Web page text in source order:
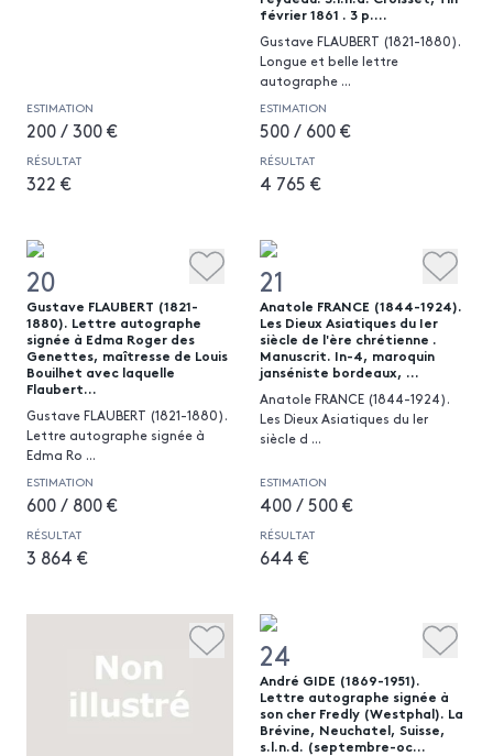
ESTIMATION
200 / 300 €
RÉSULTAT
322 €
février 1861 . 3 p....
Gustave FLAUBERT (1821-1880).
Longue et belle lettre
autographe ...
ESTIMATION
500 / 600 €
RÉSULTAT
4 765 €
20
Gustave FLAUBERT (1821-
1880). Lettre autographe
signée à Edma Roger des
Genettes, maîtresse de Louis
Bouilhet avec laquelle
Flaubert...
Gustave FLAUBERT (1821-1880).
Lettre autographe signée à
Edma Ro ...
ESTIMATION
600 / 800 €
RÉSULTAT
3 864 €
21
Anatole FRANCE (1844-1924).
Les Dieux Asiatiques du Ier
siècle de l'ère chrétienne .
Manuscrit. In-4, maroquin
janséniste bordeaux, ...
Anatole FRANCE (1844-1924).
Les Dieux Asiatiques du Ier
siècle d ...
ESTIMATION
400 / 500 €
RÉSULTAT
644 €
24
André GIDE (1869-1951).
Lettre autographe signée à
son cher Fredly (Westphal). La
Brévine, Neuchatel, Suisse,
s.l.n.d. (septembre-oc...